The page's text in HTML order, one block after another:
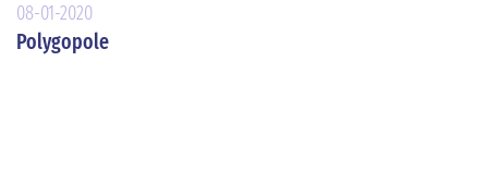
08-01-2020
Polygopole